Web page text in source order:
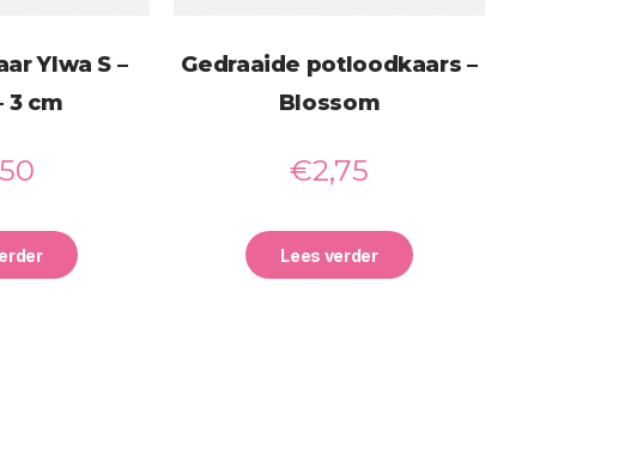
Ylwa S –
3 cm
Gedraaide potloodkaars –
Blossom
€2,75
Lees verder